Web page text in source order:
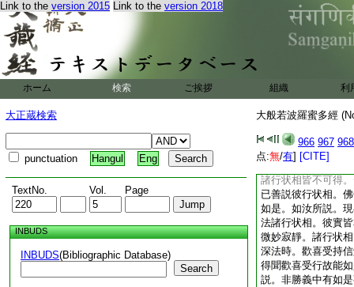
Link to the version 2015 Link to the version 2018
ホーム 検索 ご挨拶 組織 利
大正蔵検索
punctuation Hangul Eng
TextNo. Vol. Page
INBUDS
INBUDS(Bibliographic Database)
Search
大般若波羅蜜多經
966 967 968
点:無/有] [CITE]
所有勝事。深生歡
復歡喜。彼由往昔
男子善女人等。聞
多。歡喜樂聞甞無
曾親近曼殊室利。
今時能成是事。爾
言。如來善説現在
波羅蜜多信解修行
汝所説。我已善説
佛言。現在當來善
相。當知即非諸行
諸行状相皆不可得
已善説彼行状相。
如是。如汝所説。
法諸行状相。彼實
微妙寂靜。諸行状
深法時。歡喜受持
得聞歡喜受行故能
説。非勝義中有如